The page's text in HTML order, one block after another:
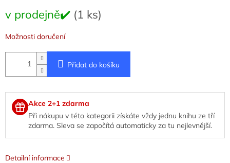
cena:
v prodejně✔️ (1 ks)
Možnosti doručení
Přidat do košíku
Akce 2+1 zdarma
Při nákupu v této kategorii získáte vždy jednu knihu ze tří
zdarma. Sleva se započítá automaticky za tu nejlevnější.
Detailní informace